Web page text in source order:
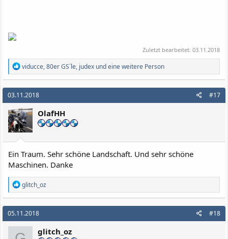
Zuletzt bearbeitet: 03.11.2018
R
e
a
k
t
i
o
n
e
n
viducce,80er GS´le, judex und eine weitere Person
03.11.2018 #17
OlafHH
Ein Traum. Sehr schöne Landschaft. Und sehr schöne
Maschinen. Danke
R
e
a
k
t
i
o
glitch_oz
05.11.2018 #18
glitch_oz